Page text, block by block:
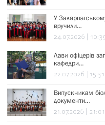
У
вручили…
24.07.2026 |
Лави офіцерів
кафедри…
22.07.2026 | 15:51
Випускникам
документи…
21.07.2026 | 21:01